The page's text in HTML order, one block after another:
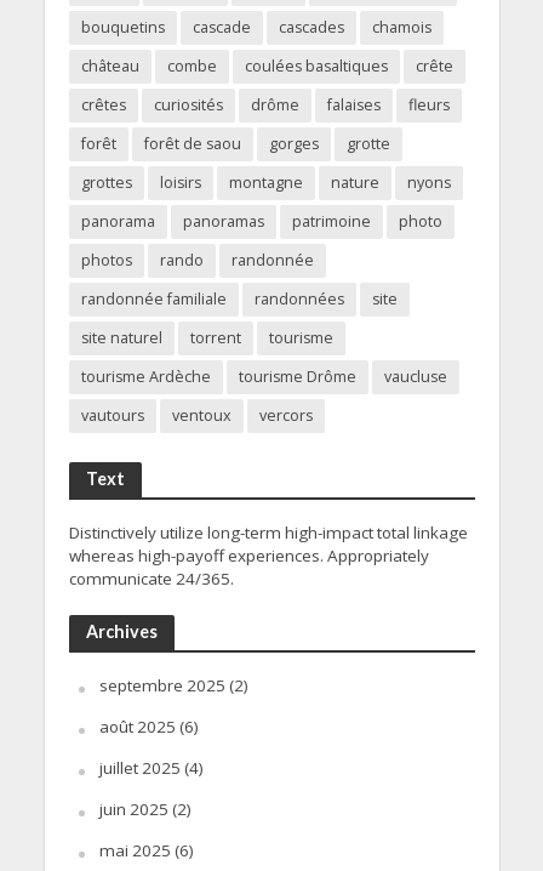
bouquetins
cascade cascades
chamois
château
combe coulées basaltiques
crête
crêtes
curiosités drôme falaises
fleurs
forêt
forêt de saou gorges
grotte
grottes
loisirs montagne nature
nyons
panorama
panoramas patrimoine
photo
photos
rando
randonnée
randonnée familiale
randonnées
site
site naturel
torrent
tourisme
tourisme Ardèche
tourisme Drôme
vaucluse
vautours
ventoux vercors
Text
Distinctively utilize long-term high-impact total linkage
whereas high-payoff experiences. Appropriately
communicate 24/365.
Archives
septembre 2025 (2)
août 2025 (6)
juillet 2025 (4)
juin 2025 (2)
mai 2025 (6)